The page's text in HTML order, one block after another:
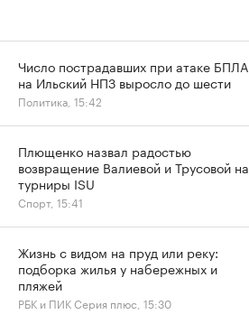
Число пострадавших при атаке БПЛА
на Ильский НПЗ выросло до шести
Политика, 15:42
Плющенко назвал радостью
возвращение Валиевой и Трусовой на
турниры ISU
Спорт, 15:41
Жизнь с видом на пруд или реку:
подборка жилья у набережных и
пляжей
РБК и ПИК Серия плюс, 15:30